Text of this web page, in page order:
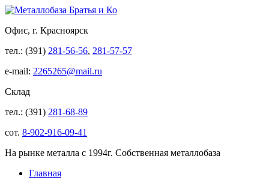
Офис, г. Красноярск
тел.: (391) 281-56-56, 281-57-57
e-mail: 2265265@mail.ru
Склад
тел.: (391) 281-68-89
сот. 8-902-916-09-41
На рынке металла с 1994г. Собственная металлобаза
Главная